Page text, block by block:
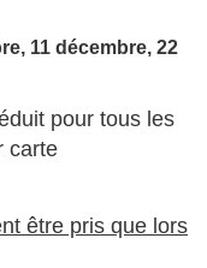
11 décembre, 22
pour tous les
carte
être pris que lors